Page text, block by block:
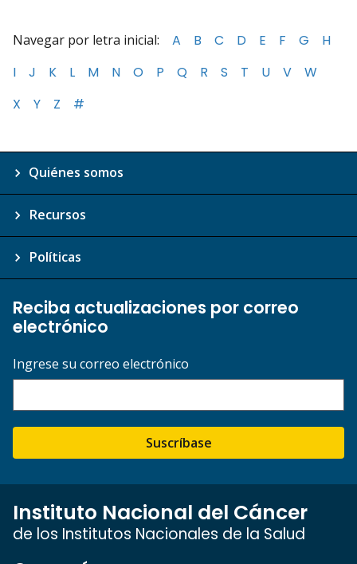
Navegar por letra inicial: A B C D E F G
H
I
J K L M N O P Q R S T U V
W
X
Y Z #
Quiénes somos
Recursos
Políticas
Reciba actualizaciones por correo
electrónico
Ingrese su correo electrónico
Suscríbase
Instituto Nacional del Cáncer
de los Institutos Nacionales de la Salud